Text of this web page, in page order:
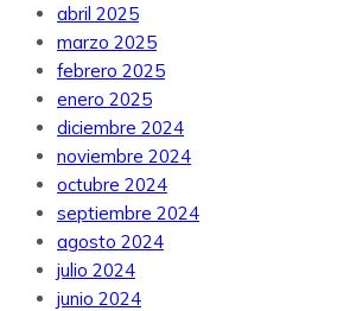
abril 2025
marzo 2025
febrero 2025
enero 2025
diciembre 2024
noviembre 2024
octubre 2024
septiembre 2024
agosto 2024
julio 2024
junio 2024